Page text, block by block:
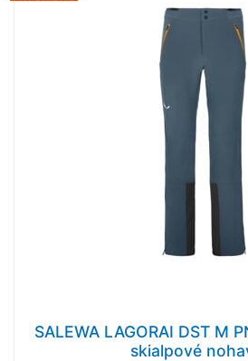
SALEWA LAGORAI DST M
skialpové